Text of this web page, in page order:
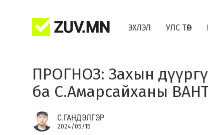
ЭХЛЭЛ УЛС ТӨР
ПРОГНОЗ: Захын
ба С.Амарсайханы
С.ГАНДЭЛГЭР
2024/05/15